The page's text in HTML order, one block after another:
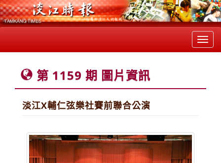
第 1159 期 圖片資訊
淡江X輔仁弦樂社賽前聯合公演